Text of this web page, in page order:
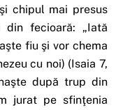
chipul mai presus
fecioară: „Iată
fiu şi vor chema
cu noi) (Isaia 7,
după trup din
jurat pe sfinţenia